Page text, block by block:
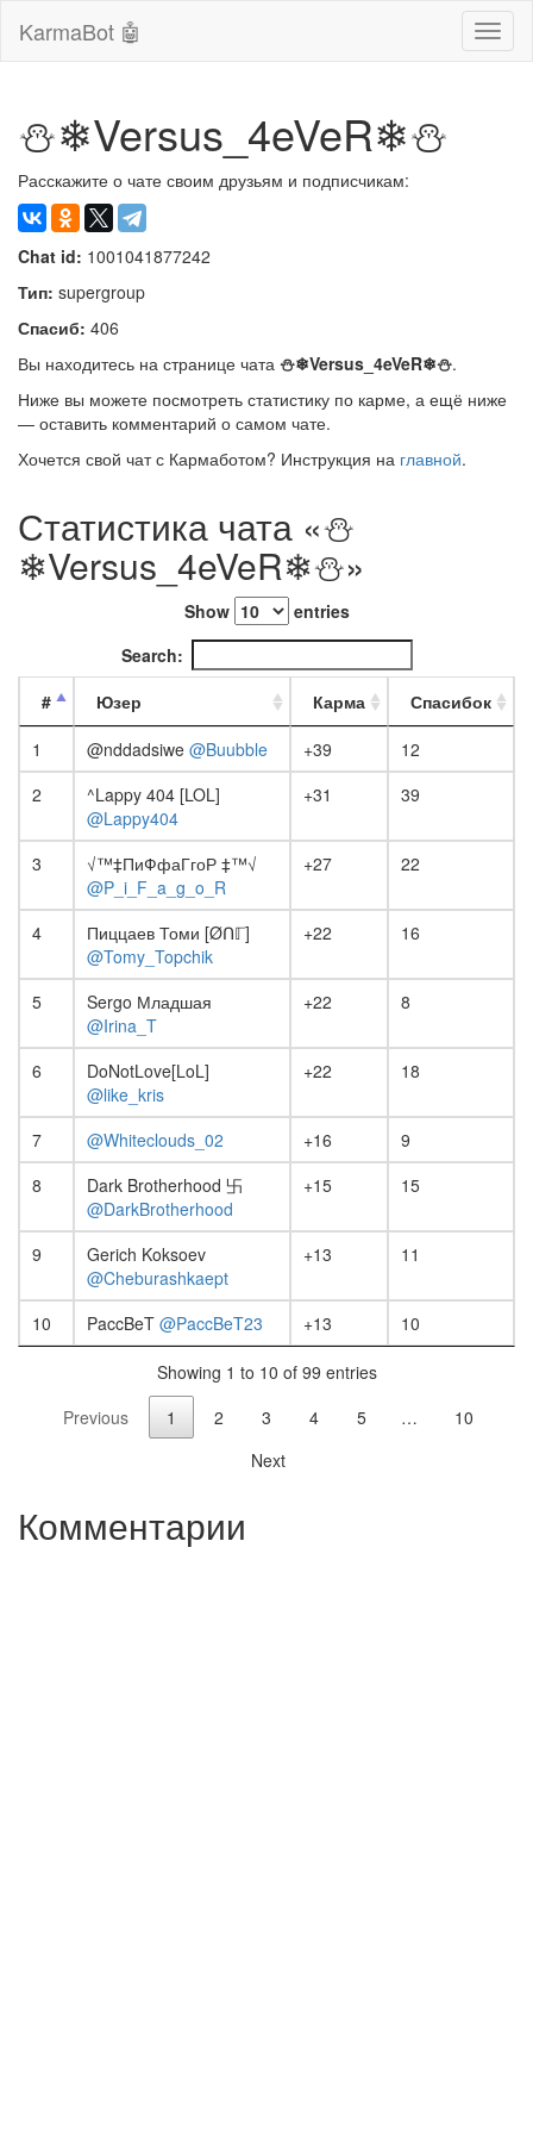
KarmaBot 🤖
⛄❄Versus_4eVeR❄⛄
Расскажите о чате своим друзьям и подписчикам:
Chat id: 1001041877242
Тип: supergroup
Спасиб: 406
Вы находитесь на странице чата ⛄❄Versus_4eVeR❄⛄.
Ниже вы можете посмотреть статистику по карме, а ещё ниже
— оставить комментарий о самом чате.
Хочется свой чат с Кармаботом? Инструкция на главной.
Статистика чата «⛄
❄Versus_4eVeR❄⛄»
Show
entries
Search:
#
Юзер Карма
Спасибок
1
@nddadsiwe @Buubble +39
12
2
^Lappy 404 [LOL]
@Lappy404
+31 39
3
√™‡ПиФфаГгоР ‡™√
@P_i_F_a_g_o_R
+27 22
4
Пиццаев Томи [ØՈℾ]
@Tomy_Topchik
+22 16
5
Sergo Младшая
@Irina_T
+22 8
6
DoNotLove[LoL]
@like_kris
+22 18
7 @Whiteclouds_02 +16
9
8
Dark Brotherhood 卐
@DarkBrotherhood
+15 15
9
Gerich Koksoev
@Cheburashkaept
+13 11
10 PaccBeT @PaccBeT23 +13 10
Showing 1 to 10 of 99 entries
Previous
1 2 3 4 5 …
10
Next
Комментарии